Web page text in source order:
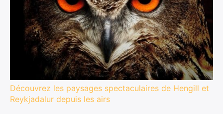
Découvrez les paysages spectaculaires de Hengill et
Reykjadalur depuis les airs